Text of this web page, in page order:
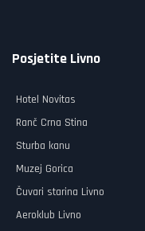
Posjetite Livno
Hotel Novitas
Ranč Crna Stina
Sturba kanu
Muzej Gorica
Čuvari starina Livno
Aeroklub Livno